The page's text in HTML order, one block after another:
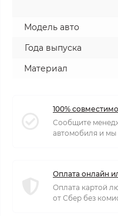
Модель авто
Года выпуска
Материал
100%
Сообщите
автомобиля и мы
Оплата онлайн
Оплата картой
от Сбер без